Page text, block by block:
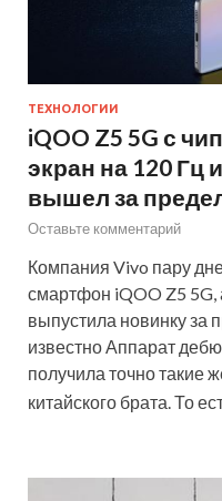
ТЕХНОЛОГИИ
iQOO Z5 5G с
экран на 120 Гц
вышел за
Оставьте комментарий
Компания Vivo пару
смартфон iQOO Z5 5G,
выпустила новинку за
известно Аппарат
получила точно такие
китайского брата. То